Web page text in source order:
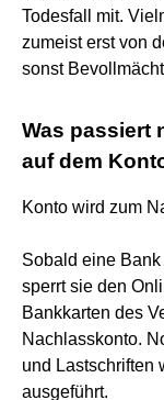
Todesfall mit.
zumeist erst von
sonst
Was passiert
auf dem
Konto wird zum
Sobald eine
sperrt sie den
Bankkarten des
Nachlasskonto.
und Lastschriften
ausgeführt.